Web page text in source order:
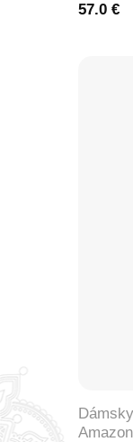
57.0 €